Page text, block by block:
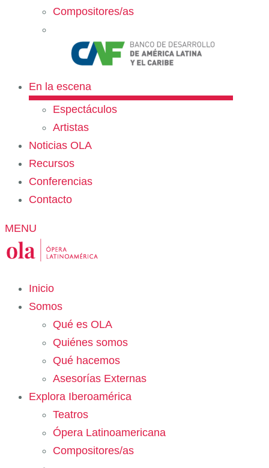
Compositores/as
En la escena
Espectáculos
Artistas
Noticias OLA
Recursos
Conferencias
Contacto
MENU
Inicio
Somos
Qué es OLA
Quiénes somos
Qué hacemos
Asesorías Externas
Explora Iberoamérica
Teatros
Ópera Latinoamericana
Compositores/as